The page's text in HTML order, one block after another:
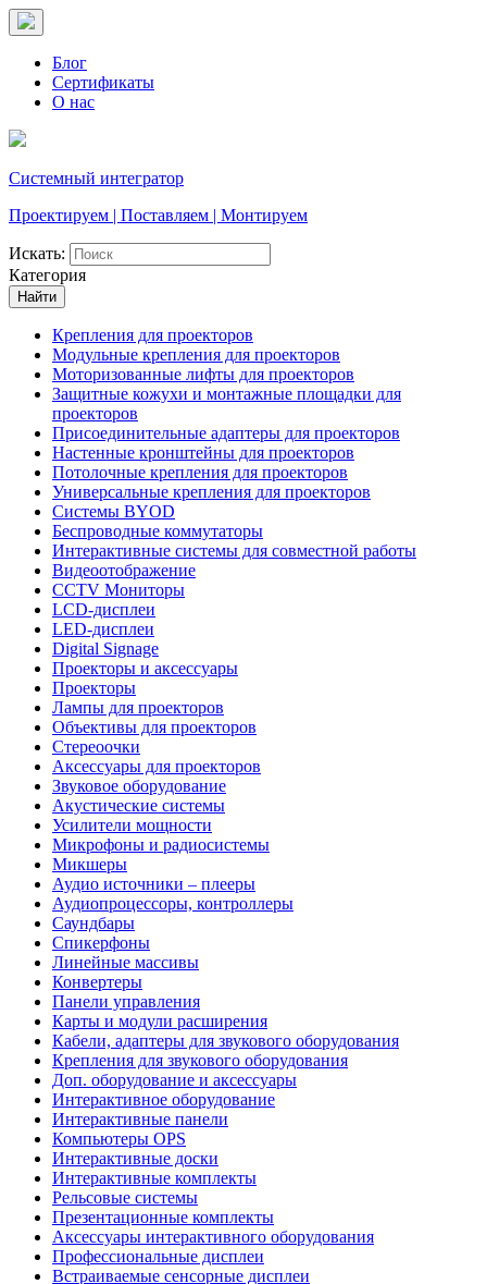
Блог
Сертификаты
О нас
Системный интегратор
Проектируем | Поставляем | Монтируем
Искать:
Категория
Найти
Крепления для проекторов
Модульные крепления для проекторов
Моторизованные лифты для проекторов
Защитные кожухи и монтажные площадки для
проекторов
Присоединительные адаптеры для проекторов
Настенные кронштейны для проекторов
Потолочные крепления для проекторов
Универсальные крепления для проекторов
Системы BYOD
Беспроводные коммутаторы
Интерактивные системы для совместной работы
Видеоотображение
CCTV Мониторы
LCD-дисплеи
LED-дисплеи
Digital Signage
Проекторы и аксессуары
Проекторы
Лампы для проекторов
Объективы для проекторов
Стереоочки
Аксессуары для проекторов
Звуковое оборудование
Акустические системы
Усилители мощности
Микрофоны и радиосистемы
Микшеры
Аудио источники – плееры
Аудиопроцессоры, контроллеры
Саундбары
Спикерфоны
Линейные массивы
Конвертеры
Панели управления
Карты и модули расширения
Кабели, адаптеры для звукового оборудования
Крепления для звукового оборудования
Доп. оборудование и аксессуары
Интерактивное оборудование
Интерактивные панели
Компьютеры OPS
Интерактивные доски
Интерактивные комплекты
Рельсовые системы
Презентационные комплекты
Аксессуары интерактивного оборудования
Профессиональные дисплеи
Встраиваемые сенсорные дисплеи